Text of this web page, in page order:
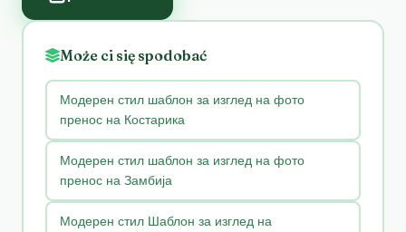
Może ci się spodobać
Модерен стил шаблон за изглед на фото
пренос на Костарика
Модерен стил шаблон за изглед на фото
пренос на Замбија
Модерен стил Шаблон за изглед на